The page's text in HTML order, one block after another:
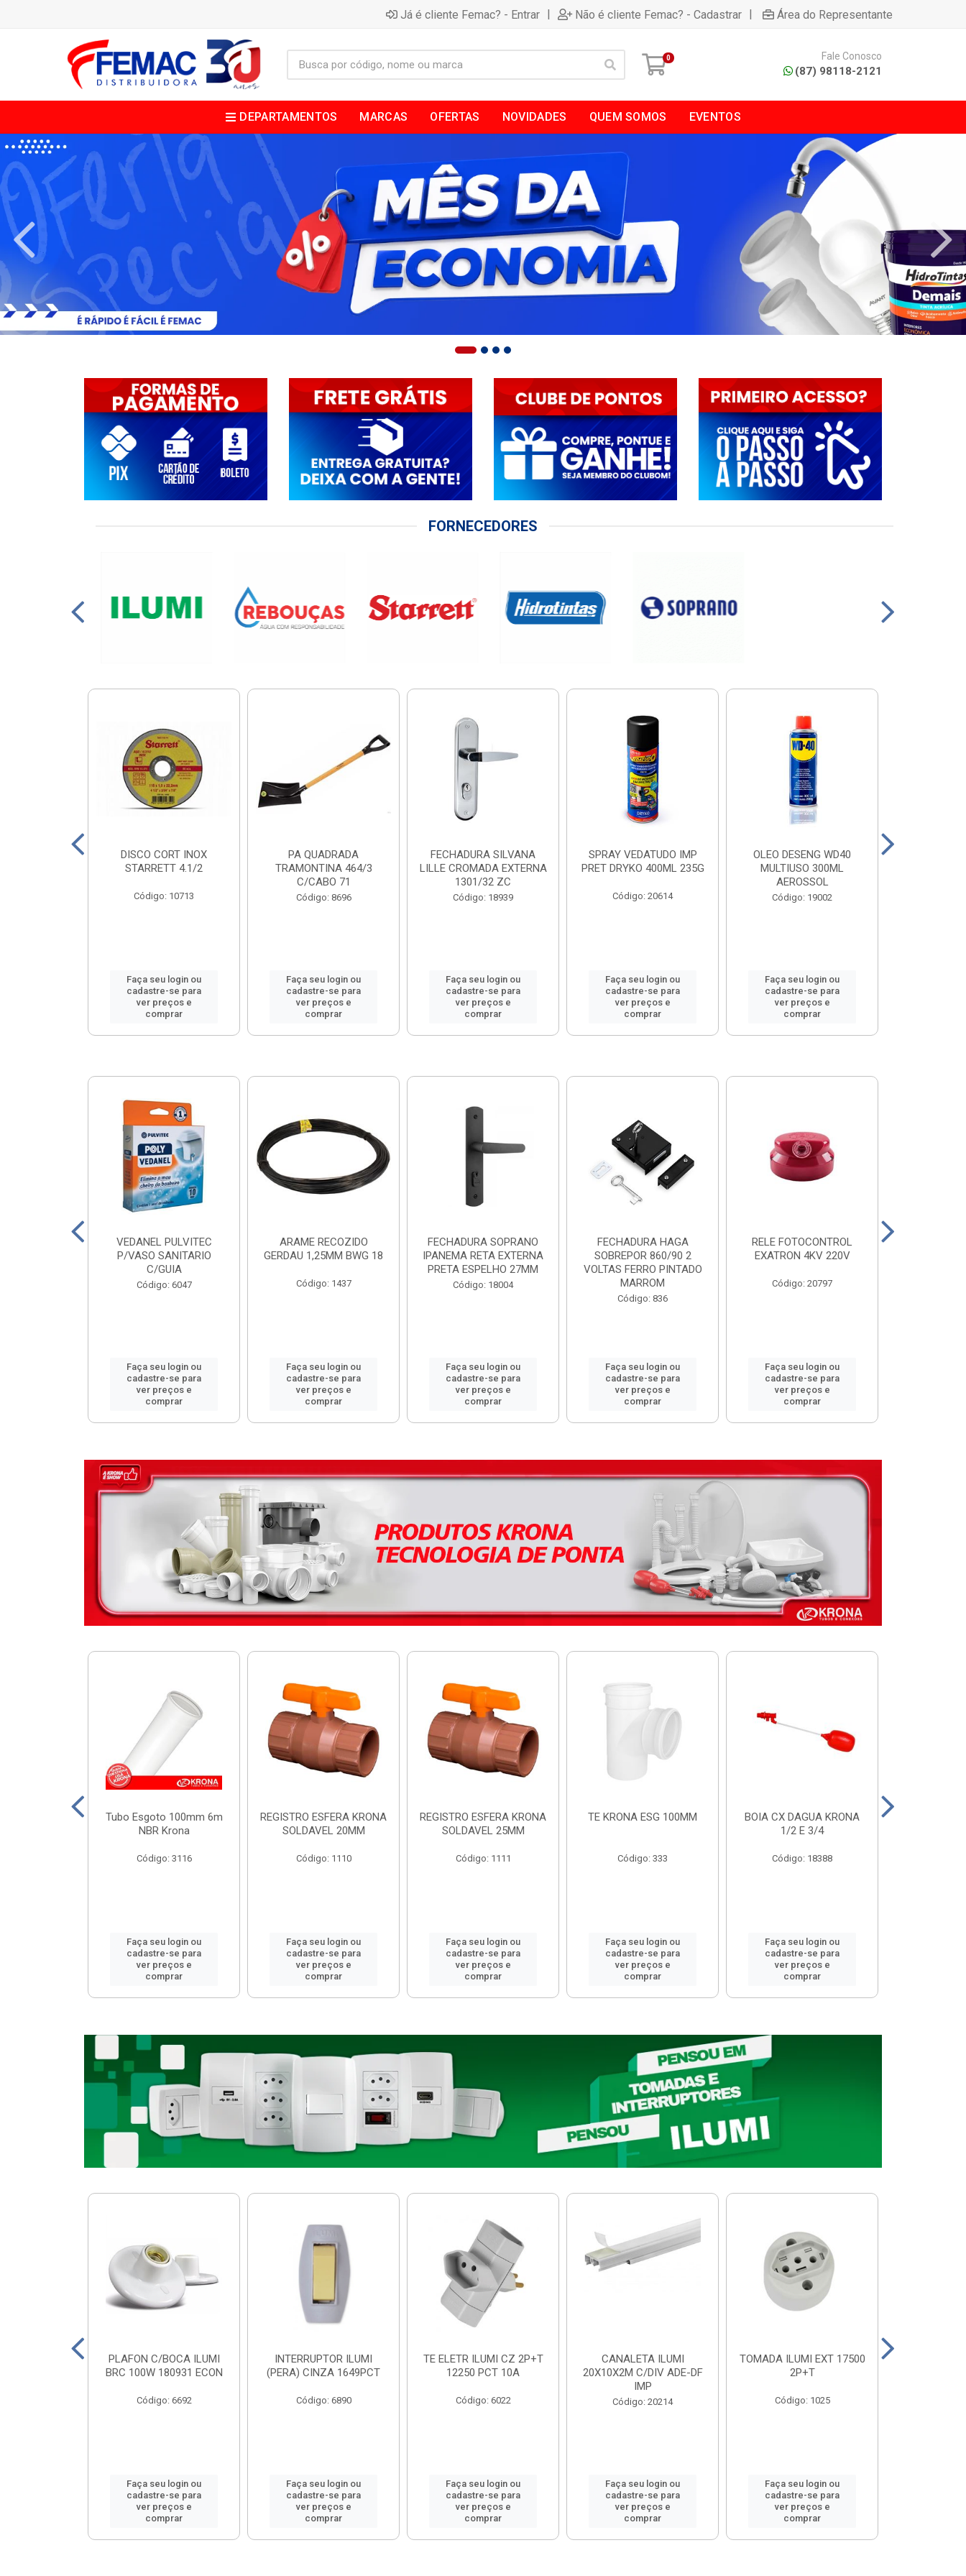
Já é cliente Femac? - Entrar | Não é cliente Femac? - Cadastrar | Área do Representante
0 Fale Conosco
(87) 98118-2121
DEPARTAMENTOS MARCAS OFERTAS NOVIDADES QUEM SOMOS EVENTOS
FORNECEDORES
DISCO CORT INOX
STARRETT 4.1/2
Código: 10713
Faça seu login ou
cadastre-se para
ver preços e
comprar
PA QUADRADA
TRAMONTINA 464/3
C/CABO 71
Código: 8696
Faça seu login ou
cadastre-se para
ver preços e
comprar
FECHADURA SILVANA
LILLE CROMADA EXTERNA
1301/32 ZC
Código: 18939
Faça seu login ou
cadastre-se para
ver preços e
comprar
SPRAY VEDATUDO IMP
PRET DRYKO 400ML 235G
Código: 20614
Faça seu login ou
cadastre-se para
ver preços e
comprar
OLEO DESENG WD40
MULTIUSO 300ML
AEROSSOL
Código: 19002
Faça seu login ou
cadastre-se para
ver preços e
comprar
VEDANEL PULVITEC
P/VASO SANITARIO
C/GUIA
Código: 6047
Faça seu login ou
cadastre-se para
ver preços e
comprar
ARAME RECOZIDO
GERDAU 1,25MM BWG 18
Código: 1437
Faça seu login ou
cadastre-se para
ver preços e
comprar
FECHADURA SOPRANO
IPANEMA RETA EXTERNA
PRETA ESPELHO 27MM
Código: 18004
Faça seu login ou
cadastre-se para
ver preços e
comprar
FECHADURA HAGA
SOBREPOR 860/90 2
VOLTAS FERRO PINTADO
MARROM
Código: 836
Faça seu login ou
cadastre-se para
ver preços e
comprar
RELE FOTOCONTROL
EXATRON 4KV 220V
Código: 20797
Faça seu login ou
cadastre-se para
ver preços e
comprar
Tubo Esgoto 100mm 6m
NBR Krona
Código: 3116
Faça seu login ou
cadastre-se para
ver preços e
comprar
REGISTRO ESFERA KRONA
SOLDAVEL 20MM
Código: 1110
Faça seu login ou
cadastre-se para
ver preços e
comprar
REGISTRO ESFERA KRONA
SOLDAVEL 25MM
Código: 1111
Faça seu login ou
cadastre-se para
ver preços e
comprar
TE KRONA ESG 100MM
Código: 333
Faça seu login ou
cadastre-se para
ver preços e
comprar
BOIA CX DAGUA KRONA
1/2 E 3/4
Código: 18388
Faça seu login ou
cadastre-se para
ver preços e
comprar
PLAFON C/BOCA ILUMI
BRC 100W 180931 ECON
Código: 6692
Faça seu login ou
cadastre-se para
ver preços e
comprar
INTERRUPTOR ILUMI
(PERA) CINZA 1649PCT
Código: 6890
Faça seu login ou
cadastre-se para
ver preços e
comprar
TE ELETR ILUMI CZ 2P+T
12250 PCT 10A
Código: 6022
Faça seu login ou
cadastre-se para
ver preços e
comprar
CANALETA ILUMI
20X10X2M C/DIV ADE-DF
IMP
Código: 20214
Faça seu login ou
cadastre-se para
ver preços e
comprar
TOMADA ILUMI EXT 17500
2P+T
Código: 1025
Faça seu login ou
cadastre-se para
ver preços e
comprar